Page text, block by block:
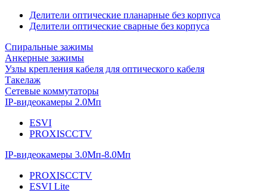
Делители оптические планарные без корпуса
Делители оптические сварные без корпуса
Спиральные зажимы
Анкерные зажимы
Узлы крепления кабеля для оптического кабеля
Такелаж
Сетевые коммутаторы
IP-видеокамеры 2.0Мп
ESVI
PROXISCCTV
IP-видеокамеры 3.0Мп-8.0Мп
PROXISCCTV
ESVI Lite